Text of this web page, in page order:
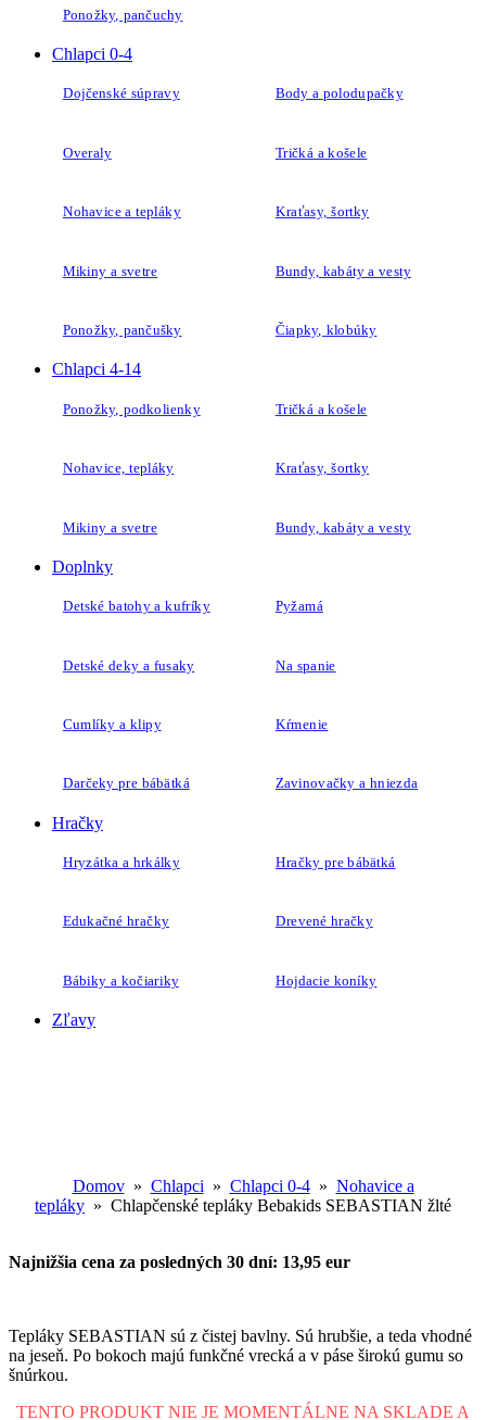
Ponožky, pančuchy
Chlapci 0-4
Dojčenské súpravy Body a polodupačky
Overaly Tričká a košele
Nohavice a tepláky Kraťasy, šortky
Mikiny a svetre Bundy, kabáty a vesty
Ponožky, pančušky Čiapky, klobúky
Chlapci 4-14
Ponožky, podkolienky Tričká a košele
Nohavice, tepláky Kraťasy, šortky
Mikiny a svetre Bundy, kabáty a vesty
Doplnky
Detské batohy a kufríky Pyžamá
Detské deky a fusaky Na spanie
Cumlíky a klipy Kŕmenie
Darčeky pre bábätká Zavinovačky a hniezda
Hračky
Hryzátka a hrkálky Hračky pre bábätká
Edukačné hračky Drevené hračky
Bábiky a kočiariky Hojdacie koníky
Zľavy
Domov» Chlapci » Chlapci 0-4» Nohavice a
tepláky » Chlapčenské tepláky Bebakids SEBASTIAN žlté
Najnižšia cena za posledných 30 dní: 13,95 eur
Tepláky SEBASTIAN sú z čistej bavlny. Sú hrubšie, a teda vhodné
na jeseň. Po bokoch majú funkčné vrecká a v páse širokú gumu so
šnúrkou.
TENTO PRODUKT NIE JE MOMENTÁLNE NA SKLADE A